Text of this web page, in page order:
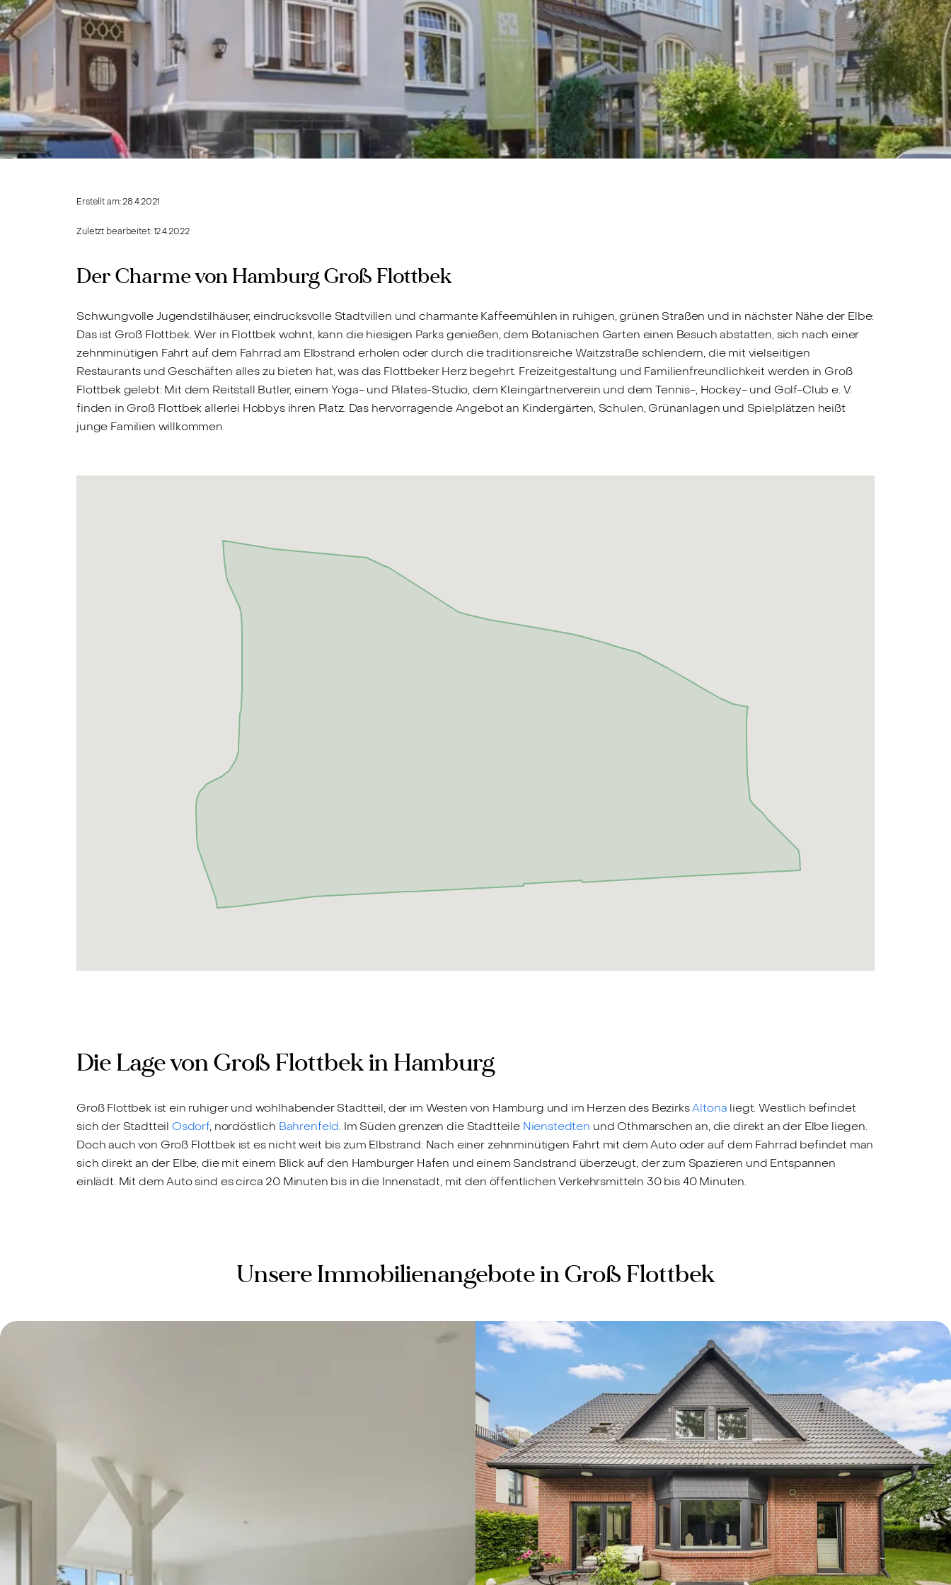
Erstellt am:28.4.2021
Zuletzt bearbeitet:12.4.2022
Der Charme von Hamburg Groß Flottbek
Schwungvolle Jugendstilhäuser, eindrucksvolle Stadtvillen und charmante Kaffeemühlen in ruhigen, grünen Straßen und in nächster Nähe der Elbe:
Das ist Groß Flottbek. Wer in Flottbek wohnt, kann die hiesigen Parks genießen, dem Botanischen Garten einen Besuch abstatten, sich nach einer
zehnminütigen Fahrt auf dem Fahrrad am Elbstrand erholen oder durch die traditionsreiche Waitzstraße schlendern, die mit vielseitigen
Restaurants und Geschäften alles zu bieten hat, was das Flottbeker Herz begehrt. Freizeitgestaltung und Familienfreundlichkeit werden in Groß
Flottbek gelebt: Mit dem Reitstall Butler, einem Yoga- und Pilates-Studio, dem Kleingärtnerverein und dem Tennis-, Hockey- und Golf-Club e. V.
finden in Groß Flottbek allerlei Hobbys ihren Platz. Das hervorragende Angebot an Kindergärten, Schulen, Grünanlagen und Spielplätzen heißt
junge Familien willkommen.
Die Lage von Groß Flottbek in Hamburg
Groß Flottbek ist ein ruhiger und wohlhabender Stadtteil, der im Westen von Hamburg und im Herzen des BezirksAltona liegt. Westlich befindet
sich der Stadtteil Osdorf, nordöstlich Bahrenfeld. Im Süden grenzen die Stadtteile Nienstedten und Othmarschen an, die direkt an der Elbe liegen.
Doch auch von Groß Flottbek ist es nicht weit bis zum Elbstrand: Nach einer zehnminütigen Fahrt mit dem Auto oder auf dem Fahrrad befindet man
sich direkt an der Elbe, die mit einem Blick auf den Hamburger Hafen und einem Sandstrand überzeugt, der zum Spazieren und Entspannen
einlädt. Mit dem Auto sind es circa 20 Minuten bis in die Innenstadt, mit den öffentlichen Verkehrsmitteln 30 bis 40 Minuten.
Unsere Immobilienangebote in Groß Flottbek
Behaglichkeit
trifft
Weitblick
–
Wohnen
in
Hamburg-
Groß
Flottbek,
-
579.000 €